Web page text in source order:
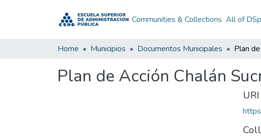
Communities & Collections All of
Home Municipios Documentos Municipales
Plan de Acción Chalán
URI